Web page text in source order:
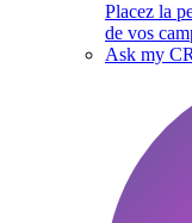
Placez la
de vos
Ask my